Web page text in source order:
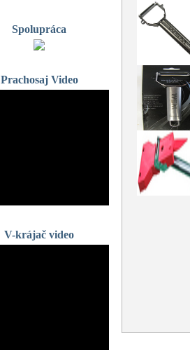
Spolupráca
Prachosaj Video
V-krájač video